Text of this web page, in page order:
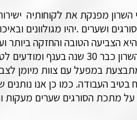
השרון מפנקת את לקוחותיה
ושערים .יהיו מגולוונים
הצביעה הטובה והחזקה ביותר
ומודעים לטיב
במפעל עם צוות מיומן
בטיב העבודה. כמו כן אנו נותנים
מתכת הסורגים שערים מעקות